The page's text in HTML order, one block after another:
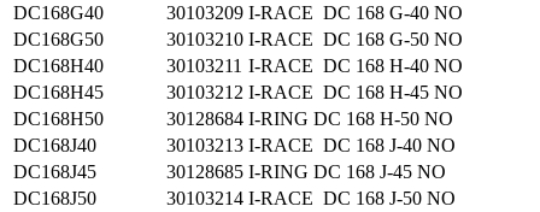
DC168G40
30103209 I-RACE DC 168 G-40 NO
DC168G50
30103210 I-RACE DC 168 G-50 NO
DC168H40
30103211 I-RACE DC 168 H-40 NO
DC168H45
30103212 I-RACE DC 168 H-45 NO
DC168H50
30128684 I-RING DC 168 H-50 NO
DC168J40
30103213 I-RACE DC 168 J-40 NO
DC168J45
30128685 I-RING DC 168 J-45 NO
DC168J50
30103214 I-RACE DC 168 J-50 NO